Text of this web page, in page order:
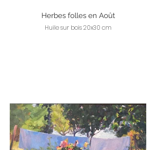
Herbes folles en Août
Huile sur bois 20x30 cm